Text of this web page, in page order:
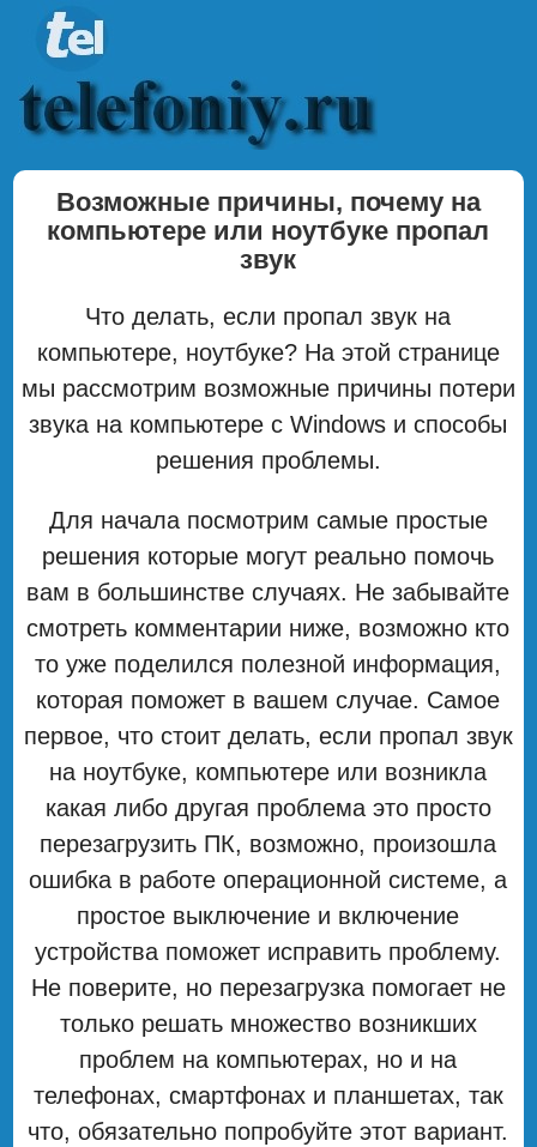
Возможные причины, почему на
компьютере или ноутбуке пропал
звук
Что делать, если пропал звук на
компьютере, ноутбуке? На этой странице
мы рассмотрим возможные причины потери
звука на компьютере с Windows и способы
решения проблемы.
Для начала посмотрим самые простые
решения которые могут реально помочь
вам в большинстве случаях. Не забывайте
смотреть комментарии ниже, возможно кто
то уже поделился полезной информация,
которая поможет в вашем случае. Самое
первое, что стоит делать, если пропал звук
на ноутбуке, компьютере или возникла
какая либо другая проблема это просто
перезагрузить ПК, возможно, произошла
ошибка в работе операционной системе, а
простое выключение и включение
устройства поможет исправить проблему.
Не поверите, но перезагрузка помогает не
только решать множество возникших
проблем на компьютерах, но и на
телефонах, смартфонах и планшетах, так
что, обязательно попробуйте этот вариант.